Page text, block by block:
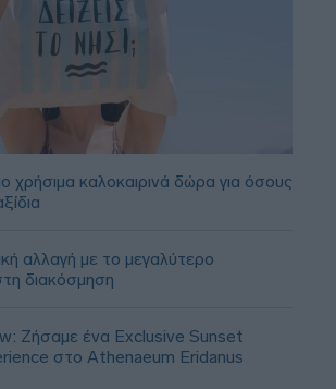
χρήσιμα καλοκαιρινά δώρα για όσους
αλλαγή με το μεγαλύτερο
διακόσμηση
Ζήσαμε ένα Exclusive Sunset
στο Athenaeum Eridanus